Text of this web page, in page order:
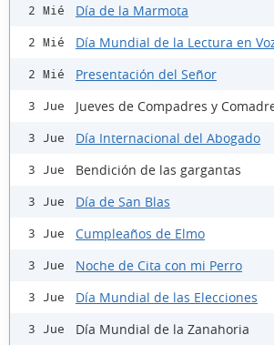
2 Mié Día de la Marmota
2 Mié Día Mundial de la Lectura en
2 Mié Presentación del Señor
3 Jue Jueves de Compadres y
3 Jue Día Internacional del Abogado
3 Jue Bendición de las gargantas
3 Jue Día de San Blas
3 Jue Cumpleaños de Elmo
3 Jue Noche de Cita con mi Perro
3 Jue Día Mundial de las Elecciones
3 Jue Día Mundial de la Zanahoria